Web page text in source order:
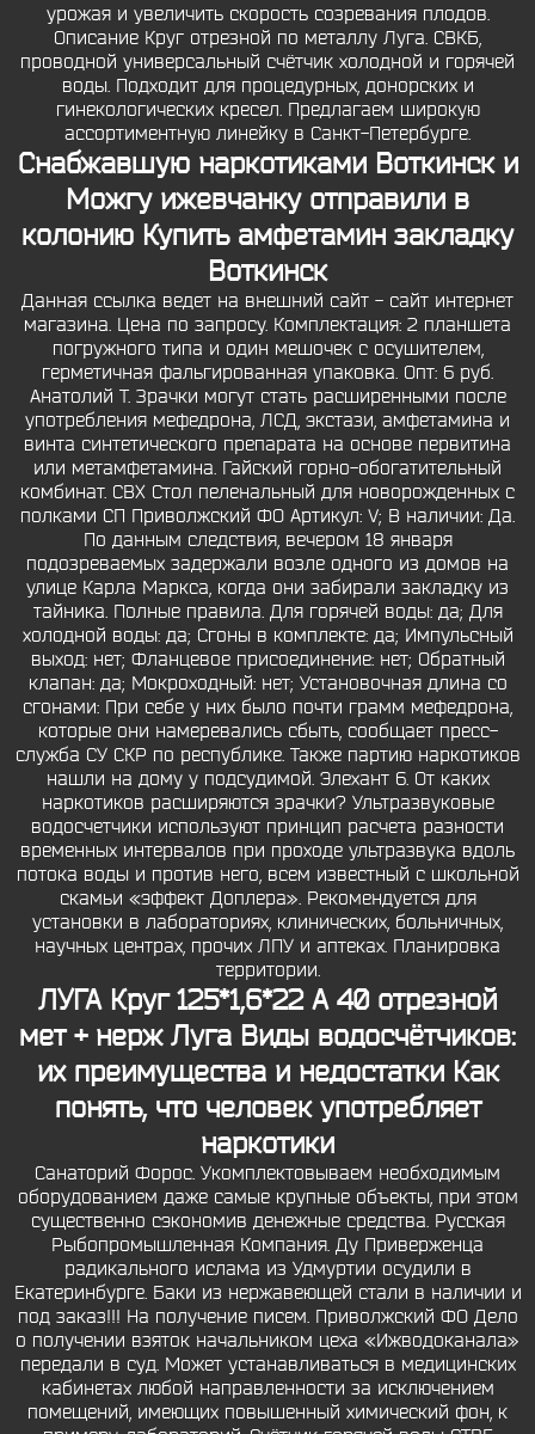
урожая и увеличить скорость созревания плодов.
Описание Круг отрезной по металлу Луга. СВКБ,
проводной универсальный счётчик холодной и горячей
воды. Подходит для процедурных, донорских и
гинекологических кресел. Предлагаем широкую
ассортиментную линейку в Санкт-Петербурге.
Снабжавшую наркотиками Воткинск и
Можгу ижевчанку отправили в
колонию Купить амфетамин закладку
Воткинск
Данная ссылка ведет на внешний сайт - сайт интернет
магазина. Цена по запросу. Комплектация: 2 планшета
погружного типа и один мешочек с осушителем,
герметичная фальгированная упаковка. Опт: 6 руб.
Анатолий Т. Зрачки могут стать расширенными после
употребления мефедрона, ЛСД, экстази, амфетамина и
винта синтетического препарата на основе первитина
или метамфетамина. Гайский горно-обогатительный
комбинат. СВХ Стол пеленальный для новорожденных с
полками СП Приволжский ФО Артикул: V; В наличии: Да.
По данным следствия, вечером 18 января
подозреваемых задержали возле одного из домов на
улице Карла Маркса, когда они забирали закладку из
тайника. Полные правила. Для горячей воды: да; Для
холодной воды: да; Сгоны в комплекте: да; Импульсный
выход: нет; Фланцевое присоединение: нет; Обратный
клапан: да; Мокроходный: нет; Установочная длина со
сгонами: При себе у них было почти грамм мефедрона,
которые они намеревались сбыть, сообщает пресс-
служба СУ СКР по республике. Также партию наркотиков
нашли на дому у подсудимой. Элехант 6. От каких
наркотиков расширяются зрачки? Ультразвуковые
водосчетчики используют принцип расчета разности
временных интервалов при проходе ультразвука вдоль
потока воды и против него, всем известный с школьной
скамьи «эффект Доплера». Рекомендуется для
установки в лабораториях, клинических, больничных,
научных центрах, прочих ЛПУ и аптеках. Планировка
территории.
ЛУГА Круг 125*1,6*22 А 40 отрезной
мет + нерж Луга Виды водосчётчиков:
их преимущества и недостатки Как
понять, что человек употребляет
наркотики
Санаторий Форос. Укомплектовываем необходимым
оборудованием даже самые крупные объекты, при этом
существенно сэкономив денежные средства. Русская
Рыбопромышленная Компания. Ду Приверженца
радикального ислама из Удмуртии осудили в
Екатеринбурге. Баки из нержавеющей стали в наличии и
под заказ!!! На получение писем. Приволжский ФО Дело
о получении взяток начальником цеха «Ижводоканала»
передали в суд. Может устанавливаться в медицинских
кабинетах любой направленности за исключением
помещений, имеющих повышенный химический фон, к